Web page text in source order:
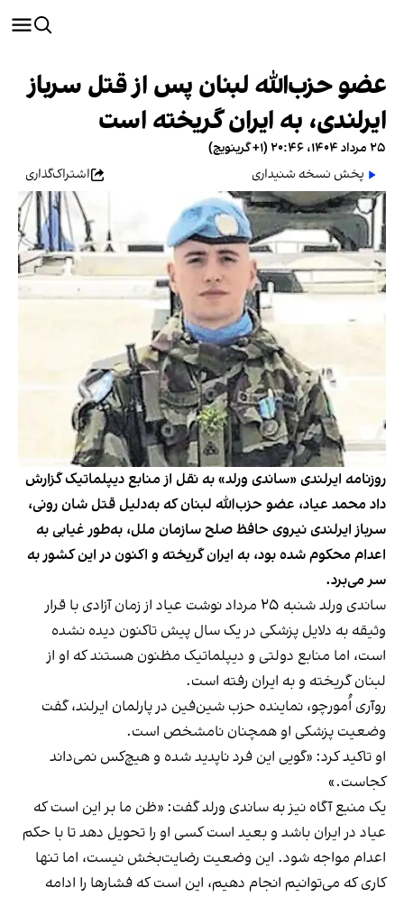
عضو حزب‌الله لبنان پس از قتل سرباز
ایرلندی، به ایران گریخته است
۲۵ مرداد ۱۴۰۴، ۲۰:۴۶ (‎+۱ گرینویچ)
پخش نسخه شنیداری
اشتراک‌گذاری
روزنامه ایرلندی «ساندی ورلد» به نقل از منابع دیپلماتیک گزارش
داد محمد عیاد، عضو حزب‌الله لبنان که به‌دلیل قتل شان رونی،
سرباز ایرلندی نیروی حافظ صلح سازمان ملل، به‌طور غیابی به
اعدام محکوم شده بود، به ایران گریخته و اکنون در این کشور به
سر می‌برد.
ساندی ورلد شنبه ۲۵ مرداد نوشت عیاد از زمان آزادی با قرار
وثیقه به دلایل پزشکی در یک سال پیش تاکنون دیده نشده
است، اما منابع دولتی و دیپلماتیک مظنون‌ هستند که او از
لبنان گریخته و به ایران رفته است.
روآری اُمورچو، نماینده حزب شین‌فین در پارلمان ایرلند، گفت
وضعیت پزشکی او همچنان نامشخص است.
او تاکید کرد: «گویی این فرد ناپدید شده و هیچ‌کس نمی‌داند
کجاست.»
یک منبع آگاه نیز به ساندی ورلد گفت: «ظن ما بر این است که
عیاد در ایران باشد و بعید است کسی او را تحویل دهد تا با حکم
اعدام مواجه شود. این وضعیت رضایت‌بخش نیست، اما تنها
کاری که می‌توانیم انجام دهیم، این است که فشارها را ادامه